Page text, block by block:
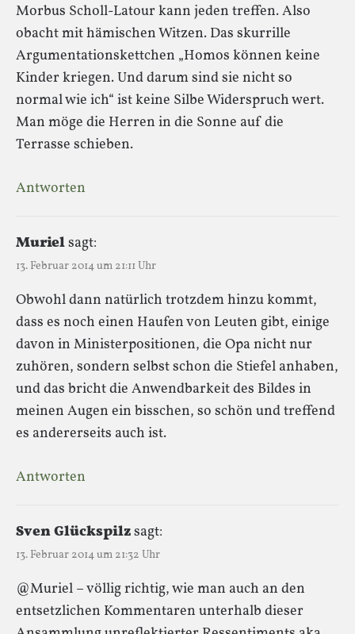
Morbus Scholl-Latour kann jeden treffen. Also
obacht mit hämischen Witzen. Das skurrille
Argumentationskettchen „Homos können keine
Kinder kriegen. Und darum sind sie nicht so
normal wie ich“ ist keine Silbe Widerspruch wert.
Man möge die Herren in die Sonne auf die
Terrasse schieben.
Antworten
Murielsagt:
13. Februar 2014 um 21:11 Uhr
Obwohl dann natürlich trotzdem hinzu kommt,
dass es noch einen Haufen von Leuten gibt, einige
davon in Ministerpositionen, die Opa nicht nur
zuhören, sondern selbst schon die Stiefel anhaben,
und das bricht die Anwendbarkeit des Bildes in
meinen Augen ein bisschen, so schön und treffend
es andererseits auch ist.
Antworten
Sven Glückspilzsagt:
13. Februar 2014 um 21:32 Uhr
@Muriel – völlig richtig, wie man auch an den
entsetzlichen Kommentaren unterhalb dieser